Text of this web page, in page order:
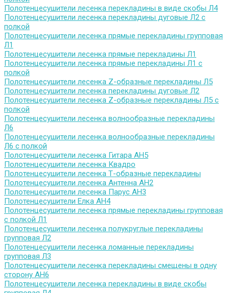
Полотенцесушители лесенка перекладины в виде скобы Л4
Полотенцесушители лесенка перекладины дуговые Л2 с
полкой
Полотенцесушители лесенка прямые перекладины групповая
Л1
Полотенцесушители лесенка прямые перекладины Л1
Полотенцесушители лесенка прямые перекладины Л1 с
полкой
Полотенцесушители лесенка Z-образные перекладины Л5
Полотенцесушители лесенка перекладины дуговые Л2
Полотенцесушители лесенка Z-образные перекладины Л5 с
полкой
Полотенцесушители лесенка волнообразные перекладины
Л6
Полотенцесушители лесенка волнообразные перекладины
Л6 с полкой
Полотенцесушители лесенка Гитара АН5
Полотенцесушители лесенка Квадро
Полотенцесушители лесенка Т-образные перекладины
Полотенцесушители лесенка Антенна АН2
Полотенцесушители лесенка Парус АН3
Полотенцесушители Елка АН4
Полотенцесушители лесенка прямые перекладины групповая
с полкой Л1
Полотенцесушители лесенка полукруглые перекладины
групповая Л2
Полотенцесушители лесенка ломанные перекладины
групповая Л3
Полотенцесушители лесенка перекладины смещены в одну
сторону АН6
Полотенцесушители лесенка перекладины в виде скобы